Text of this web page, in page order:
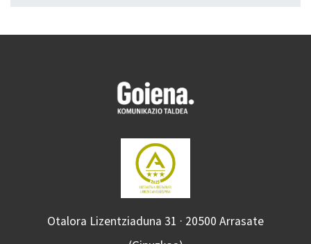
Otalora Lizentziaduna 31 · 20500 Arrasate